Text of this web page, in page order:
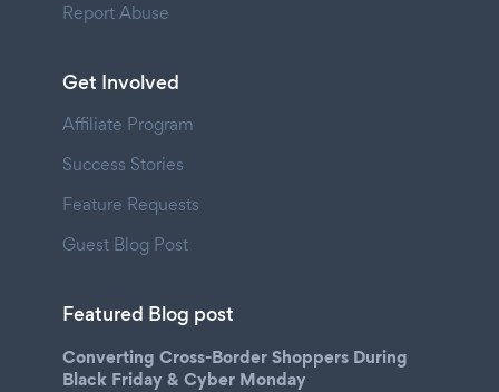
Report Abuse
Get Involved
Affiliate Program
Success Stories
Feature Requests
Guest Blog Post
Featured Blog post
Converting Cross-Border Shoppers During
Black Friday & Cyber Monday